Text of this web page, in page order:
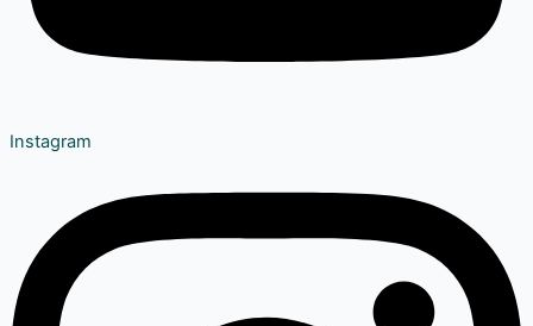
Instagram